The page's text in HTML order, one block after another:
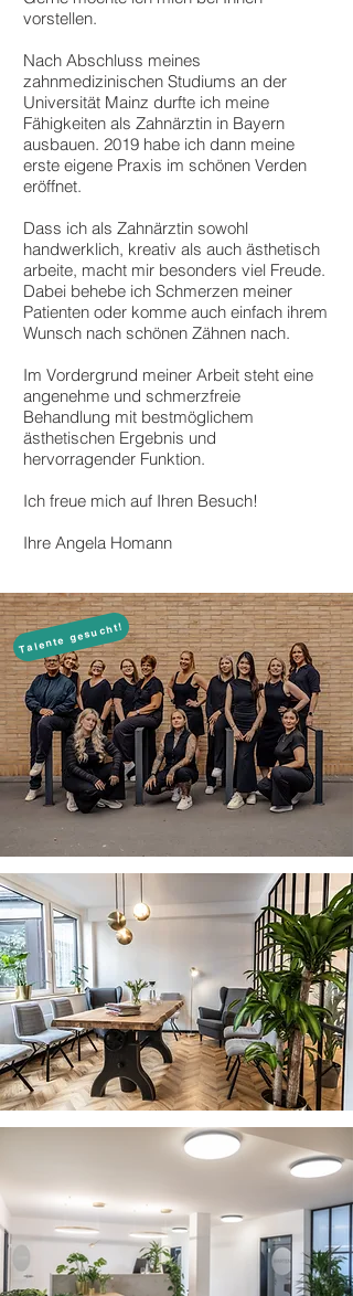
vorstellen.
Nach Abschluss meines
zahnmedizinischen Studiums an der
Universität Mainz durfte ich meine
Fähigkeiten als Zahnärztin in Bayern
ausbauen. 2019 habe ich dann meine
erste eigene Praxis im schönen Verden
eröffnet.
Dass ich als Zahnärztin sowohl
handwerklich, kreativ als auch ästhetisch
arbeite, macht mir besonders viel Freude.
Dabei behebe ich Schmerzen meiner
Patienten oder komme auch einfach ihrem
Wunsch nach schönen Zähnen nach.
Im Vordergrund meiner Arbeit steht eine
angenehme und schmerzfreie
Behandlung mit bestmöglichem
ästhetischen Ergebnis und
hervorragender Funktion.
Ich freue mich auf Ihren Besuch!
Ihre Angela Homann
Talente gesucht!